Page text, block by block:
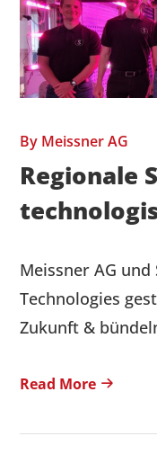
By Meissner AG
Regionale
Meissner AG
Technologies
Zukunft &
Read More